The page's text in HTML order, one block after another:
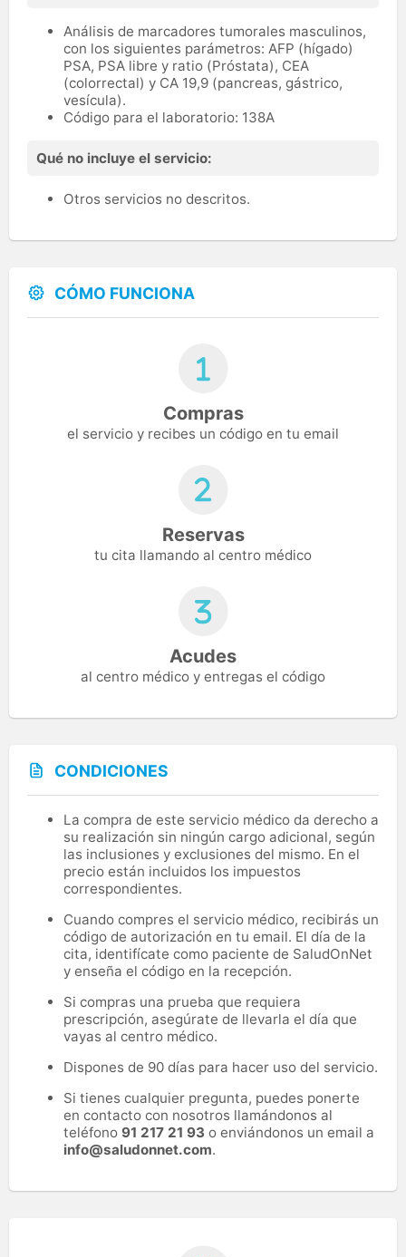
Análisis de marcadores tumorales masculinos,
con los siguientes parámetros: AFP (hígado)
PSA, PSA libre y ratio (Próstata), CEA
(colorrectal) y CA 19,9 (pancreas, gástrico,
vesícula).
Código para el laboratorio: 138A
Qué no incluye el servicio:
Otros servicios no descritos.
CÓMO FUNCIONA
Compras
el servicio y recibes un código en tu email
Reservas
tu cita llamando al centro médico
Acudes
al centro médico y entregas el código
CONDICIONES
La compra de este servicio médico da derecho a
su realización sin ningún cargo adicional, según
las inclusiones y exclusiones del mismo. En el
precio están incluidos los impuestos
correspondientes.
Cuando compres el servicio médico, recibirás un
código de autorización en tu email. El día de la
cita, identifícate como paciente de SaludOnNet
y enseña el código en la recepción.
Si compras una prueba que requiera
prescripción, asegúrate de llevarla el día que
vayas al centro médico.
Dispones de 90 días para hacer uso del servicio.
Si tienes cualquier pregunta, puedes ponerte
en contacto con nosotros llamándonos al
teléfono 91 217 21 93 o enviándonos un email a
info@saludonnet.com.